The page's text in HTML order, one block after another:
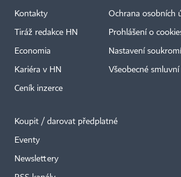
Kontakty
Tiráž redakce HN
Economia
Kariéra v HN
Ceník inzerce
Ochrana osobních
Prohlášení o
Nastavení soukromí
Všeobecné
Koupit / darovat předplatné
Eventy
Newslettery